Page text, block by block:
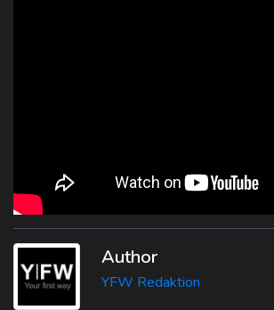
Author
YFW Redaktion